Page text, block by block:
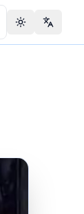
Toggle theme